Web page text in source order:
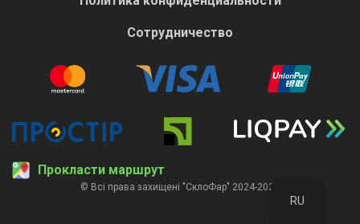
RU
Сотрудничество
Прокласти маршрут
© Всі права захищені "СклоФар" 2024-2026